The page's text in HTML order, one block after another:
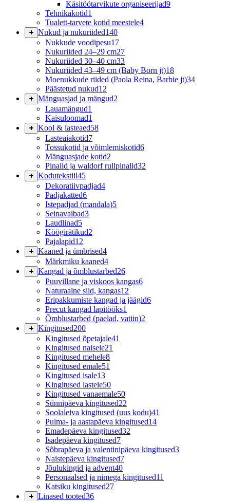
Käsitöötarvikute organiseerijad9
Tehnikakotid1
Tualett-tarvete kotid meestele4
Nukud ja nukuriided140
Nukkude voodipesu17
Nukuriided 24–29 cm27
Nukuriided 30–40 cm33
Nukuriided 43–49 cm (Baby Born jt)18
Moenukkude riided (Paola Reina, Barbie jt)34
Päästetud nukud12
Mänguasjad ja mängud2
Lauamängud1
Kaisuloomad1
Kool & lasteaed58
Lasteaiakotid7
Tossukotid ja võimlemiskotid6
Mänguasjade kotid2
Pinalid ja waldorf rullpinalid32
Kodutekstiil45
Dekoratiivpadjad4
Padjakatted6
Istepadjad (mandala)5
Seinavaibad3
Laudlinad5
Köögirätikud2
Pajalapid12
Kaaned ja ümbrised4
Märkmiku kaaned4
Kangad ja õmblustarbed26
Puuvillane ja viskoos kangas6
Naturaalne siid, kangas12
Eripakkumiste kangad ja jäägid6
Precut kangad lapitööks1
Õmblustarbed (paelad, vatiin)2
Kingitused200
Kingitused õpetajale41
Kingitused naisele21
Kingitused mehele8
Kingitused emale51
Kingitused isale13
Kingitused lastele50
Kingitused vanaemale50
Sünnipäeva kingitused22
Soolaleiva kingitused (uus kodu)41
Pulma- ja aastapäeva kingitused14
Emadepäeva kingitused32
Isadepäeva kingitused7
Sõbrapäeva ja valentinipäeva kingitused3
Naistepäeva kingitused7
Jõulukingid ja advent40
Personaalsed ja nimega kingitused11
Katsiku kingitused27
Linased tooted36